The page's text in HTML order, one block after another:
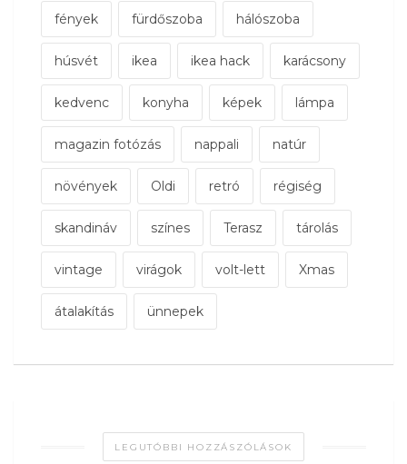
fények fürdőszoba hálószoba
húsvét ikea ikea hack karácsony
kedvenc konyha képek lámpa
magazin fotózás nappali natúr
növények Oldi retró régiség
skandináv színes Terasz tárolás
vintage virágok volt-lett Xmas
átalakítás ünnepek
LEGUTÓBBI HOZZÁSZÓLÁSOK